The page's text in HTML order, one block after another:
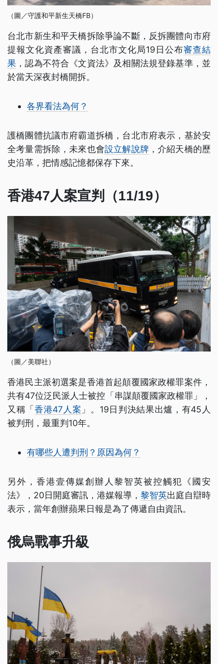
（圖／守護和平新生天橋FB）
台北市新生和平天橋拆除爭論不斷，反拆團體向市府
提報文化資產審議，台北市文化局19日公布審查結
果 ，認為不符合《文資法》及相關法規登錄基準，並
於當天深夜封橋開拆。
各界看法為何？
護橋團體抗議市府霸道拆橋，台北市府表示，基於安
全考量需拆除，未來也會設立解說牌 ，介紹天橋的歷
史沿革，把情感記憶都保存下來。
香港47人案宣判（11/19）
（圖／美聯社）
香港民主派初選案是香港首起顛覆國家政權罪案件，
共有47位泛民派人士被控「串謀顛覆國家政權罪」，
又稱「 香港47人案 」。19日判決結果出爐，有45人
被判刑，最重判10年。
有哪些人遭判刑？原因為何？
另外，香港壹傳媒創辦人黎智英被控觸犯《國安
法》，20日開庭審訊，港媒報導， 黎智英出庭自辯時
表示，當年創辦蘋果日報是為了傳遞自由資訊。
俄烏戰事升級